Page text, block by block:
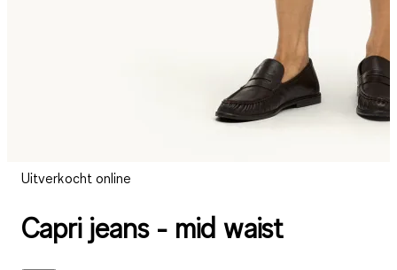
Uitverkocht online
Capri jeans - mid waist